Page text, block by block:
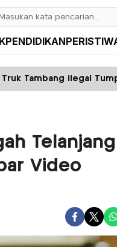
PENDIDIKAN
Tumpahkan Batu,
Video